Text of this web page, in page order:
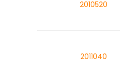
2010520
2011040